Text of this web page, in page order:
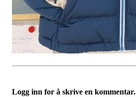
Logg inn for å skrive en kommentar.